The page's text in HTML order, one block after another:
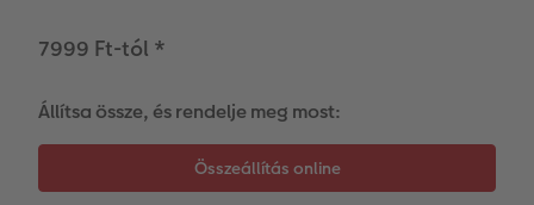
Azonnali fotókidolgozás
Matrica nyomtatás azonnal
Fotókollázsok
Fotószalag
CEWE myPhotos
Esküvő
Ballagás
7999 Ft-tól *
Állítsa össze, és rendelje meg most: